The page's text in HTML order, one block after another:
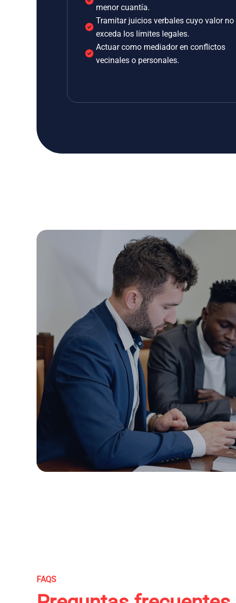
menor cuantía.
Tramitar juicios verbales cuyo valor no
exceda los límites legales.
Actuar como mediador en conflictos
vecinales o personales.
FAQS